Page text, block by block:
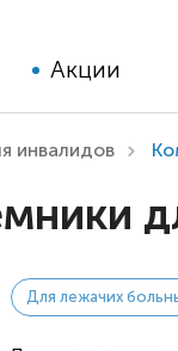
Акции
инвалидов
Для лежачих